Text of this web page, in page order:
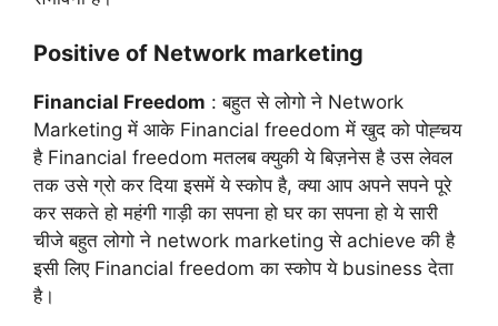
Positive of Network marketing
Financial Freedom : बहुत से लोगो ने Network
Marketing में आके Financial freedom में खुद को पोह्चय
है Financial freedom मतलब क्युकी ये बिज़नेस है उस लेवल
तक उसे ग्रो कर दिया इसमें ये स्कोप है, क्या आप अपने सपने पूरे
कर सकते हो महंगी गाड़ी का सपना हो घर का सपना हो ये सारी
चीजे बहुत लोगो ने network marketing से achieve की है
इसी लिए Financial freedom का स्कोप ये business देता
है।